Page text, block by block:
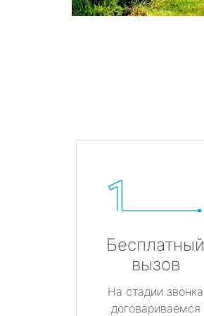
Бесплатный
вызов
На стадии звонка
договариваемся